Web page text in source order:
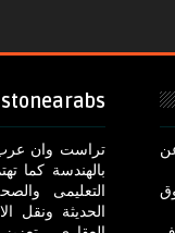
تراست وان
بالهندسة كما
التعليمى
الحديثة ونقل